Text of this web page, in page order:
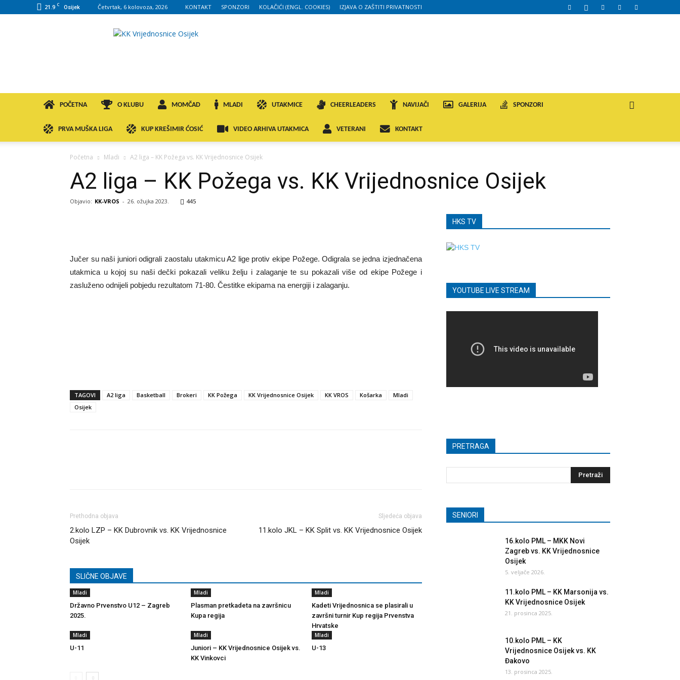
21.9 C Osijek Četvrtak, 6 kolovoza, 2026 KONTAKT SPONZORI KOLAČIĆI (ENGL. COOKIES) IZJAVA O ZAŠTITI PRIVATNOSTI
POČETNA O KLUBU MOMČAD MLADI UTAKMICE CHEERLEADERS NAVIJAČI GALERIJA SPONZORI
PRVA MUŠKA LIGA KUP KREŠIMIR ĆOSIĆ VIDEO ARHIVA UTAKMICA VETERANI KONTAKT
Početna Mladi A2 liga – KK Požega vs. KK Vrijednosnice Osijek
A2 liga – KK Požega vs. KK Vrijednosnice Osijek
Objavio: KK-VROS - 26. ožujka 2023. 445
Jučer su naši juniori odigrali zaostalu utakmicu A2 lige protiv ekipe Požege. Odigrala se jedna izjednačena
utakmica u kojoj su naši dečki pokazali veliku želju i zalaganje te su pokazali više od ekipe Požege i
zasluženo odnijeli pobjedu rezultatom 71-80. Čestitke ekipama na energiji i zalaganju.
TAGOVI A2 liga Basketball Brokeri KK Požega KK Vrijednosnice Osijek KK VROS Košarka
Mladi
Osijek
Prethodna objava
2.kolo LZP – KK Dubrovnik vs. KK Vrijednosnice
Osijek
Sljedeća objava
11.kolo JKL – KK Split vs. KK Vrijednosnice Osijek
SLIČNE OBJAVE
Mladi
Državno Prvenstvo U12 – Zagreb
2025.
Mladi
Plasman pretkadeta na završnicu
Kupa regija
Mladi
Kadeti Vrijednosnica se plasirali u
završni turnir Kup regija Prvenstva
Hrvatske
Mladi
U-11
Mladi
Juniori – KK Vrijednosnice Osijek vs.
KK Vinkovci
Mladi
U-13
HKS TV
YOUTUBE LIVE STREAM
PRETRAGA
SENIORI
16.kolo PML – MKK Novi
Zagreb vs. KK Vrijednosnice
Osijek
5. veljače 2026.
11.kolo PML – KK Marsonija vs.
KK Vrijednosnice Osijek
21. prosinca 2025.
10.kolo PML – KK
Vrijednosnice Osijek vs. KK
Đakovo
13. prosinca 2025.